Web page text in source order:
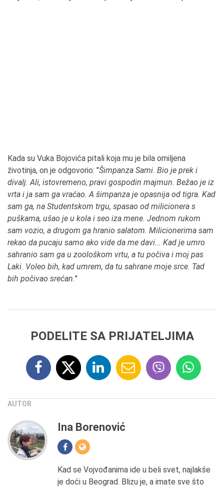
Kada su Vuka Bojovića pitali koja mu je bila omiljena
životinja, on je odgovorio: "Šimpanza Sami. Bio je prek i
divalj. Ali, istovremeno, pravi gospodin majmun. Bežao je iz
vrta i ja sam ga vraćao. A šimpanza je opasnija od tigra. Kad
sam ga, na Studentskom trgu, spasao od milicionera s
puškama, ušao je u kola i seo iza mene. Jednom rukom
sam vozio, a drugom ga hranio salatom. Milicionerima sam
rekao da pucaju samo ako vide da me davi... Kad je umro
sahranio sam ga u zoološkom vrtu, a tu počiva i moj pas
Laki. Voleo bih, kad umrem, da tu sahrane moje srce. Tad
bih počivao srećan."
PODELITE SA PRIJATELJIMA
AUTOR
Ina Borenović
Kad se Vojvođanima ide u beli svet, najlakše
je doći u Beograd. Blizu je, a imate sve što